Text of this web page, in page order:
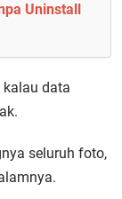
Uninstall
kalau data
seluruh foto,